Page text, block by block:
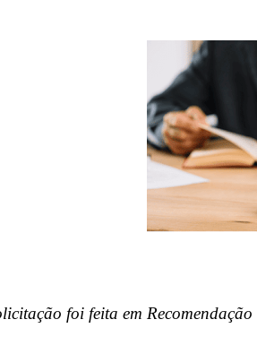
foi feita em